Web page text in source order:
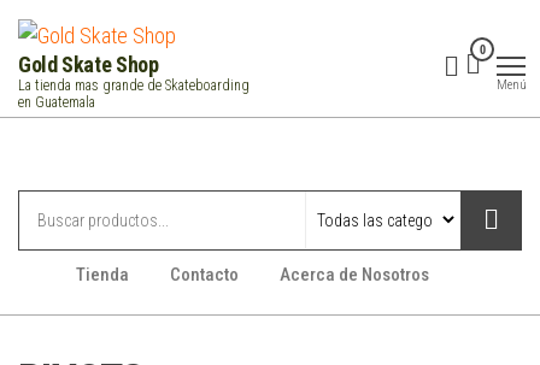
Saltar
contenido
Gold Skate Shop
La tienda mas grande de Skateboarding
en Guatemala
0
Menú
Tienda Contacto Acerca de Nosotros